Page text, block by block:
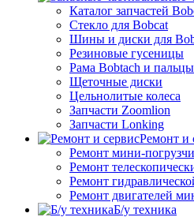
Каталог запчастей
Стекло для Bobcat
Шины и диски для
Резиновые гусеницы
Рама Bobtach и пальцы
Щеточные диски
Цельнолитые колеса
Запчасти Zoomlion
Запчасти Lonking
Ремонт и
Ремонт мини-
Ремонт
Ремонт
Ремонт двигателей
Б/у техника